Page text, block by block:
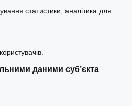
статистики, аналітика для
даними суб’єкта